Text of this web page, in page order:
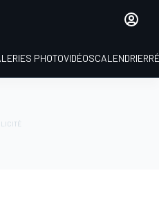
PHOTOVIDÉOSCALENDRIER